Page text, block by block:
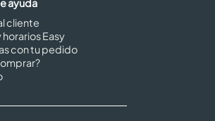
ayuda
cliente
horarios Easy
con tu pedido